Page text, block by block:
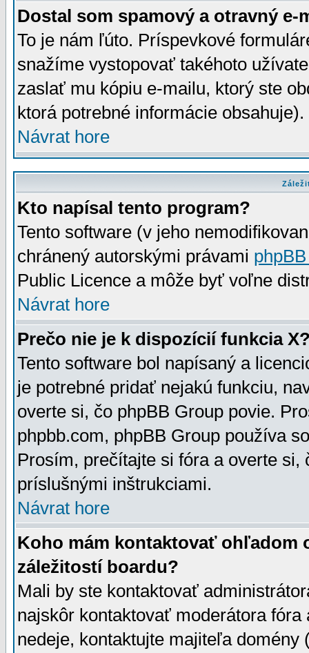
Dostal som spamový a otravný e-
To je nám ľúto. Príspevkové
snažíme vystopovať takéhoto
zaslať mu kópiu e-mailu, ktorý ste
ktorá potrebné informácie
Návrat hore
Kto napísal tento program?
Tento software (v jeho
chránený autorskými právami
Public Licence a môže byť voľne
Návrat hore
Prečo nie je k dispozícií funkcia
Tento software bol napísaný a
je potrebné pridať nejakú funkciu,
overte si, čo phpBB Group povie.
phpbb.com, phpBB Group používa
Prosím, prečítajte si fóra a overte
príslušnými inštrukciami.
Návrat hore
Koho mám kontaktovať ohľadom
záležitostí boardu?
Mali by ste kontaktovať
najskôr kontaktovať moderátora
nedeje, kontaktujte majiteľa